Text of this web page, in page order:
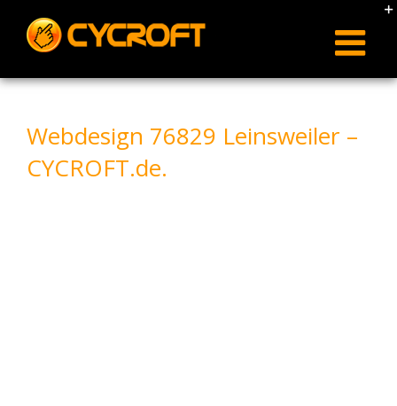
content
Webdesign 76829 Leinsweiler –
CYCROFT.de.